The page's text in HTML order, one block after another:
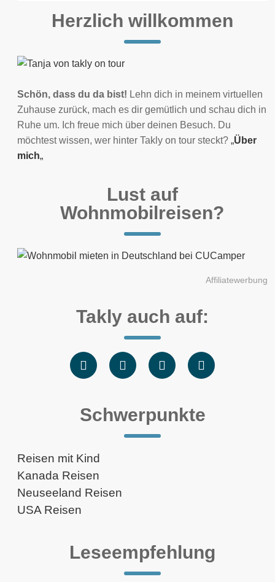
Herzlich willkommen
Schön, dass du da bist! Lehn dich in meinem virtuellen
Zuhause zurück, mach es dir gemütlich und schau dich in
Ruhe um. Ich freue mich über deinen Besuch. Du
möchtest wissen, wer hinter Takly on tour steckt? „Über
mich„
Lust auf
Wohnmobilreisen?
Affiliatewerbung
Takly auch auf:
Schwerpunkte
Reisen mit Kind
Kanada Reisen
Neuseeland Reisen
USA Reisen
Leseempfehlung